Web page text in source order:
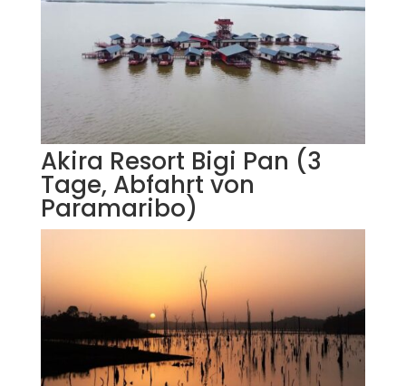
Akira Resort Bigi Pan (3
Tage, Abfahrt von
Paramaribo)